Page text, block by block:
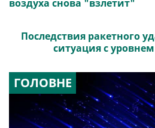
воздуха снова "взлетит"
Последствия ракетного
ситуация с
ГОЛОВНЕ